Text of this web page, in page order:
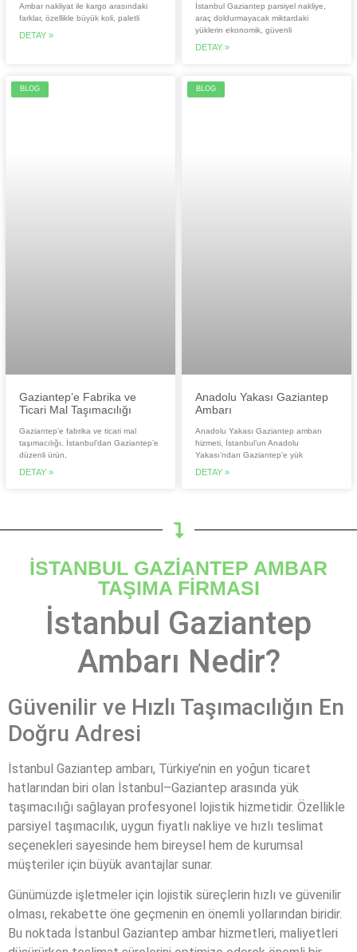
Ambar nakliyat ile kargo arasındaki
farklar, özellikle büyük koli, paletli
DETAY »
İstanbul Gaziantep parsiyel nakliye,
araç doldurmayacak miktardaki
yüklerin ekonomik, güvenli
DETAY »
BLOG
Gaziantep’e Fabrika ve
Ticari Mal Taşımacılığı
Gaziantep’e fabrika ve ticari mal
taşımacılığı, İstanbul’dan Gaziantep’e
düzenli ürün,
DETAY »
BLOG
Anadolu Yakası Gaziantep
Ambarı
Anadolu Yakası Gaziantep ambarı
hizmeti, İstanbul’un Anadolu
Yakası’ndan Gaziantep’e yük
DETAY »
İSTANBUL GAZİANTEP AMBAR
TAŞIMA FİRMASI
İstanbul Gaziantep
Ambarı Nedir?
Güvenilir ve Hızlı Taşımacılığın En
Doğru Adresi
İstanbul Gaziantep ambarı, Türkiye’nin en yoğun ticaret
hatlarından biri olan İstanbul–Gaziantep arasında yük
taşımacılığı sağlayan profesyonel lojistik hizmetidir. Özellikle
parsiyel taşımacılık, uygun fiyatlı nakliye ve hızlı teslimat
seçenekleri sayesinde hem bireysel hem de kurumsal
müşteriler için büyük avantajlar sunar.
Günümüzde işletmeler için lojistik süreçlerin hızlı ve güvenilir
olması, rekabette öne geçmenin en önemli yollarından biridir.
Bu noktada İstanbul Gaziantep ambar hizmetleri, maliyetleri